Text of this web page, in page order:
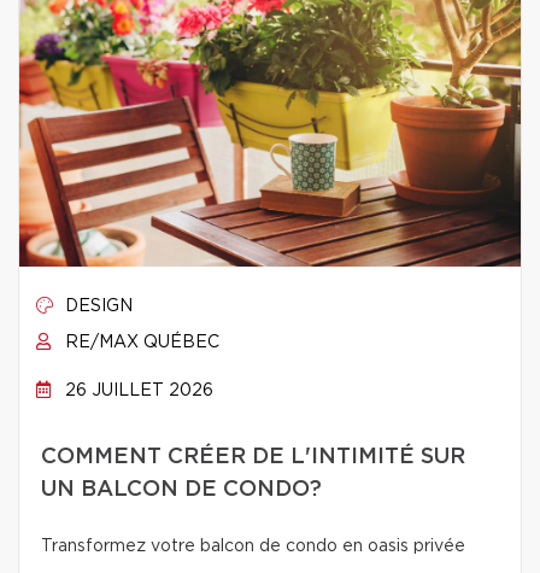
DESIGN
RE/MAX QUÉBEC
26 JUILLET 2026
COMMENT CRÉER DE L'INTIMITÉ SUR
UN BALCON DE CONDO?
Transformez votre balcon de condo en oasis privée